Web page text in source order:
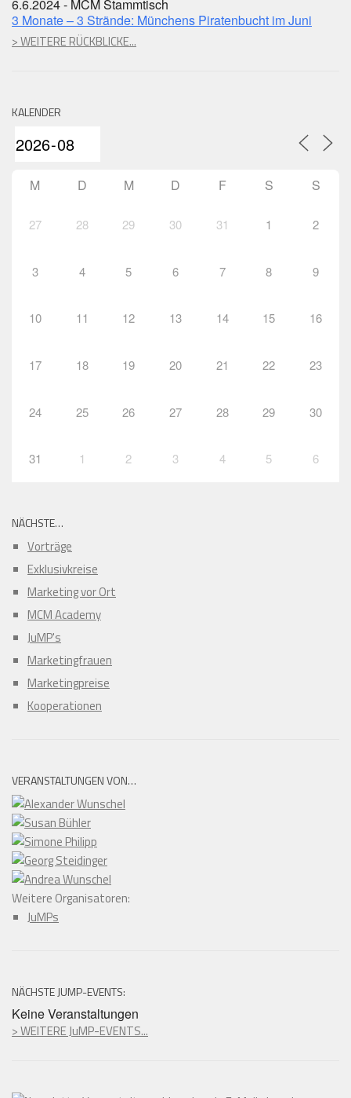
6.6.2024 - MCM Stammtisch
3 Monate – 3 Strände: Münchens Piratenbucht im Juni
> WEITERE RÜCKBLICKE...
KALENDER
M D M D F S S
27 28 29 30 31 1 2
3 4 5 6 7 8 9
10 11 12 13 14 15 16
17 18 19 20 21 22 23
24 25 26 27 28 29 30
31 1 2 3 4 5 6
NÄCHSTE…
Vorträge
Exklusivkreise
Marketing vor Ort
MCM Academy
JuMP's
Marketingfrauen
Marketingpreise
Kooperationen
VERANSTALTUNGEN VON…
Weitere Organisatoren:
JuMPs
NÄCHSTE JUMP-EVENTS:
Keine Veranstaltungen
> WEITERE JuMP-EVENTS...